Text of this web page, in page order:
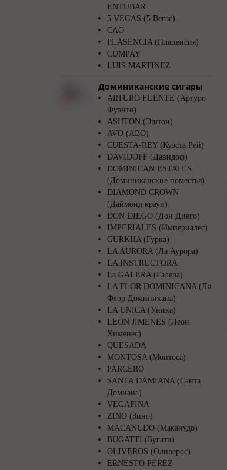
ENTUBAR
5 VEGAS (5 Вегас)
CAO
PLASENCIA (Плаценсия)
CUMPAY
LUIS MARTINEZ
Доминиканские сигары
ARTURO FUENTE (Артуро
Фуэнто)
ASHTON (Эштон)
AVO (АВО)
CUESTA-REY (Куэста Рей)
DAVIDOFF (Давидоф)
DOMINICAN ESTATES
(Доминиканские поместья)
DIAMOND CROWN
(Даймонд краун)
DON DIEGO (Дон Диего)
IMPERIALES (Империалес)
GURKHA (Гурка)
LA AURORA (Ла Аурора)
LA INSTRUCTORA
La GALERA (Галера)
LA FLOR DOMINICANA (Ла
Флор Доминикана)
LA UNICA (Уника)
LEON JIMENES (Леон
Хименес)
QUESADA
MONTOSA (Монтоса)
PARCERO
SANTA DAMIANA (Санта
Домиана)
VEGAFINA
ZINO (Зино)
MACANUDO (Маканудо)
BUGATTI (Бугати)
OLIVEROS (Оливерос)
ERNESTO PEREZ